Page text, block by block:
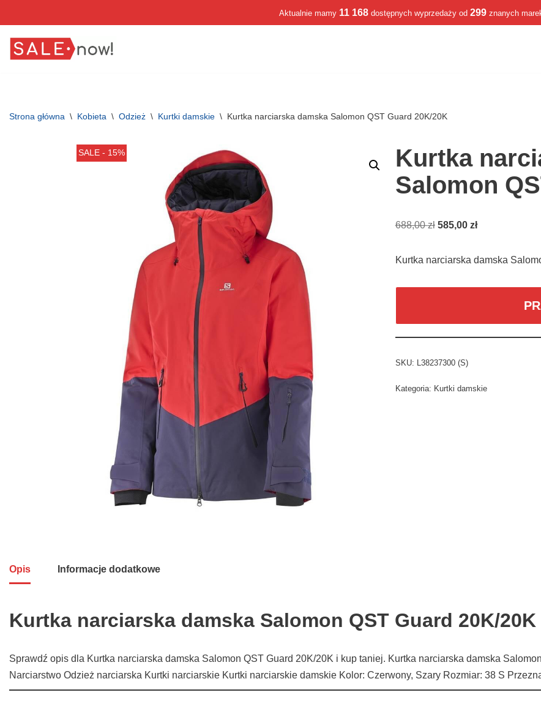
do
Aktualnie mamy 11 168 dostępnych wyprzedaży od 299 znanych
Strona główna \ Kobieta \ Odzież \ Kurtki damskie \ Kurtka narciarska damska Salomon QST Guard 20K/20K
SALE - 15%
Kurtka
Salomon
688,00zł 585,00 zł
Kurtka narciarska damska
SKU: L38237300 (S)
Kategoria: Kurtki damskie
Opis Informacje dodatkowe
Kurtka narciarska damska Salomon QST Guard 20K/
Sprawdź opis dla Kurtka narciarska damska Salomon QST Guard 20K/20K i kup taniej. Kurtka narciarska damska
Narciarstwo Odzież narciarska Kurtki narciarskie Kurtki narciarskie damskie Kolor: Czerwony, Szary Rozmiar: 38 S